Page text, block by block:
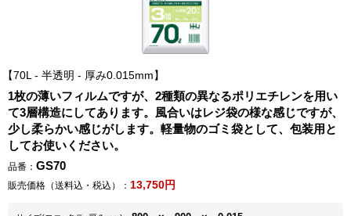
70L - 半透明 - 厚み0.015mm
1枚の薄いフィルムですが、2種類の異なるポリエチレンを用い
て3層構造にしてあります。風合いはレジ袋の様な感じですが、
少し柔らかい感じがします。軽量物のゴミ袋として、包装用と
してお使いください。
品番： GS70
販売価格（送料込・税込）： 13,750円